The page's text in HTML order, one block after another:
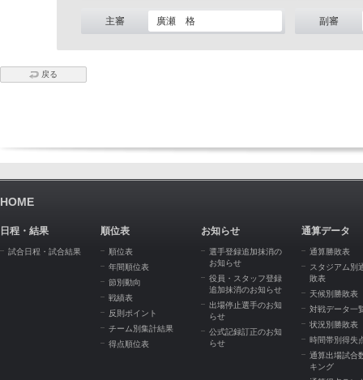
主審 廣瀬 格 副審
戻る
HOME
日程・結果
試合日程・試合結果
順位表
順位表
年間順位表
節別動向
戦績表
反則ポイント
チーム別集計結果
得点順位表
お知らせ
選手登録追加抹消の
お知らせ
役員・スタッフ登録
追加抹消のお知らせ
出場停止選手のお知
らせ
公式記録訂正のお知
らせ
通算データ
通算勝敗表
スタジアム別
敗表
天候別勝敗表
対戦データ一
状況別勝敗表
時間帯別得失
通算出場試合
キング